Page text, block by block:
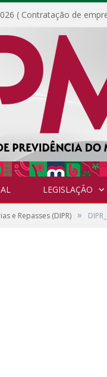
LEGISLAÇÃO
e Repasses (DIPR) »